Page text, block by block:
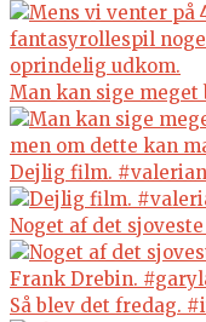
Man kan sige
Dejlig film.
Noget af det
Så blev det fredag.